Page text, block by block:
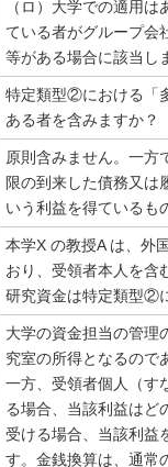
（ロ）大学での適用
ている者がグループ会
等がある場合に該当し
特定類型②における「
ある者を含みますか？
原則含みません。一方
限の到来した債務又は
いう利益を得ているも
本学X の教授A は、外
おり、受領者本人を含
研究資金は特定類型②
大学の資金担当の管理
究室の所得となるの
一方、受領者個人（す
る場合、当該利益はど
受ける場合、当該利益
す。金銭換算は、通常